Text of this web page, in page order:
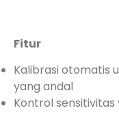
Fitur
Kalibrasi otomatis
yang andal
Kontrol